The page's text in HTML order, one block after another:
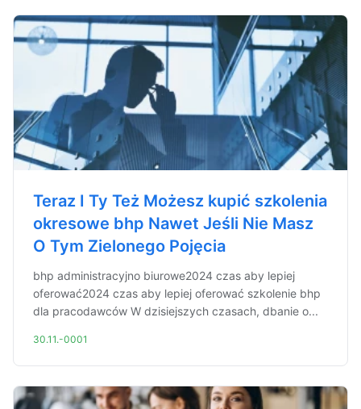
Teraz I Ty Też Możesz kupić szkolenia
okresowe bhp Nawet Jeśli Nie Masz
O Tym Zielonego Pojęcia
bhp administracyjno biurowe2024 czas aby lepiej
oferować2024 czas aby lepiej oferować szkolenie bhp
dla pracodawców W dzisiejszych czasach, dbanie o...
30.11.-0001